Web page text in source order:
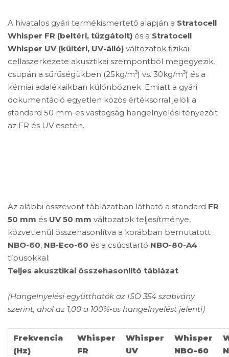
A hivatalos gyári termékismertető alapján a Stratocell
Whisper FR (beltéri, tűzgátolt) és a Stratocell
Whisper UV (kültéri, UV-álló) változatok fizikai
cellaszerkezete akusztikai szempontból megegyezik,
csupán a sűrűségükben (25kg/m3) vs. 30kg/m3) és a
kémiai adalékaikban különböznek. Emiatt a gyári
dokumentáció egyetlen közös értéksorral jelöli a
standard 50 mm-es vastagság hangelnyelési tényezőit
az FR és UV esetén.
Az alábbi összevont táblázatban látható a standard FR
50 mm és UV 50 mm változatok teljesítménye,
közvetlenül összehasonlítva a korábban bemutatott
NBO-60, NB-Eco-60 és a csúcstartó NBO-80-A4
típusokkal:
Teljes akusztikai összehasonlító táblázat
(Hangelnyelési együtthatók az ISO 354 szabvány
szerint, ahol az 1,00 a 100%-os hangelnyelést jelenti)
Frekvencia
(Hz)
Whisper
FR
Whisper
UV
Whisper
NBO-60